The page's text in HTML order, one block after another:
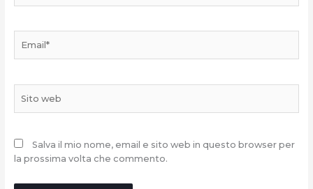
web
Salva il mio nome, email e sito web in questo browser per
la prossima volta che commento.